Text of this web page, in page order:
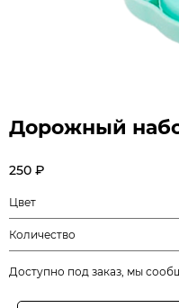
Дорожный
250 ₽
Цвет
Количество
Доступно под заказ, мы